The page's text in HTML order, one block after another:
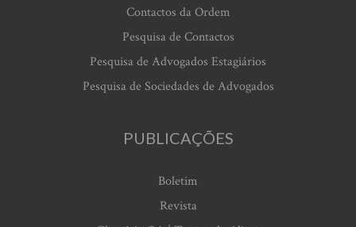
Contactos da Ordem
Pesquisa de Contactos
Pesquisa de Advogados Estagiários
Pesquisa de Sociedades de Advogados
PUBLICAÇÕES
Boletim
Revista